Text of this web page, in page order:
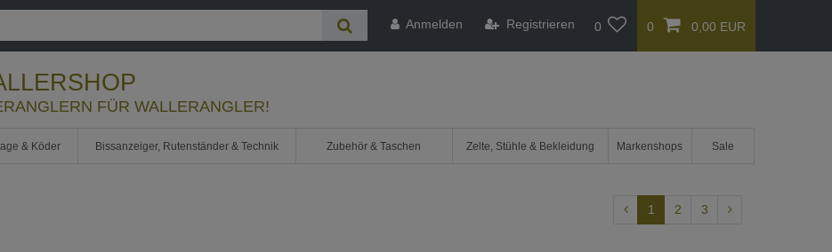
Anmelden Registrieren 0 0 0,00 EUR
FÜR WALLERANGLER!
& Köder Bissanzeiger, Rutenständer & Technik Zubehör & Taschen Zelte, Stühle & Bekleidung Markenshops Sale
1 2 3